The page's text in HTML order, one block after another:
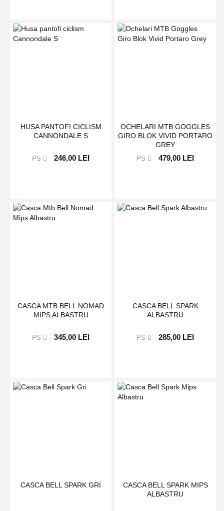
HUSA PANTOFI CICLISM
CANNONDALE S
PS 246,00 LEI
OCHELARI MTB GOGGLES
GIRO BLOK VIVID PORTARO
GREY
PS 479,00 LEI
CASCA MTB BELL NOMAD
MIPS ALBASTRU
PS 345,00 LEI
CASCA BELL SPARK
ALBASTRU
PS 285,00 LEI
CASCA BELL SPARK GRI
CASCA BELL SPARK MIPS
ALBASTRU